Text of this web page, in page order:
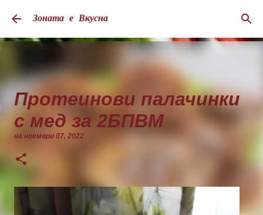
Пропускане към основното съдържание
Зоната е Вкусна
Протеинови палачинки
с мед за 2БПВМ
на ноември 07, 2022